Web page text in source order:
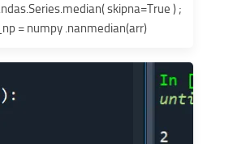
skipna=True ) ;
= numpy .nanmedian(arr)